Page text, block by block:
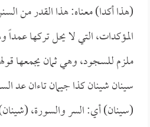
(هذا أكدا) معناه: هذا القدر من
المؤكدات، التي لا يحل تركها
ملزم للسجود، وهي ثمان يجمعها
سينان شينان كذا جيمان تاءان عد
(سينان) أي: السر والسورة،